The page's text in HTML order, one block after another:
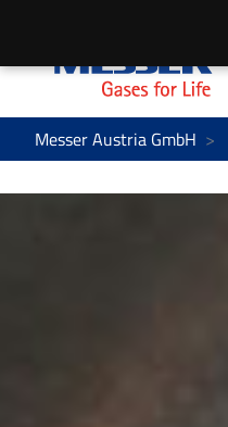
Messer Austria GmbH